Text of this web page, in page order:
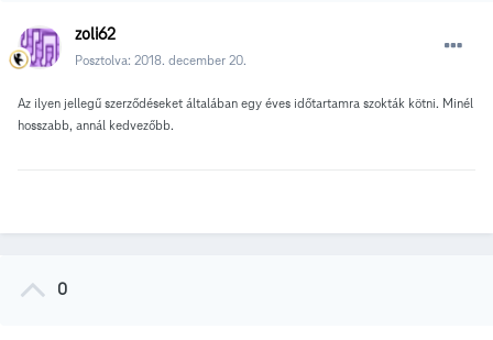
zoli62
Posztolva: 2018. december 20.
Az ilyen jellegű szerződéseket általában egy éves időtartamra szokták kötni. Minél
hosszabb, annál kedvezőbb.
0